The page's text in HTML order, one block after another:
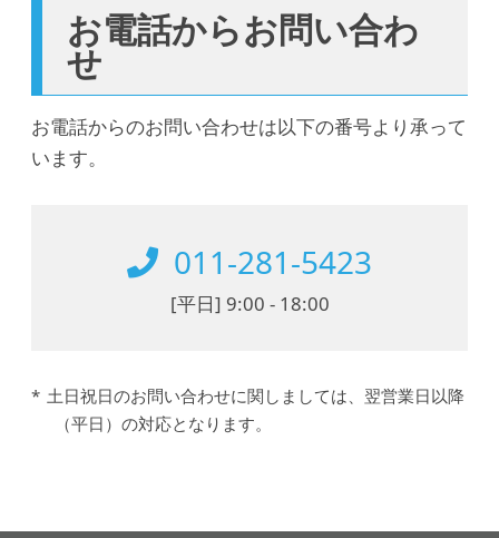
します。
含む）のため
4. 個人情報取扱いの委託
に限って個人情報を外部に委託すること
があります。
この場合、個人情報保護水準の高い委託
理を実施させます。
お電話からお問い合わ
せ
お電話からのお問い合わせは以下の番号より承って
います。
011-281-5423
[平⽇] 9:00 - 18:00
土日祝日のお問い合わせに関しましては、翌営業日以降
（平日）の対応となります。